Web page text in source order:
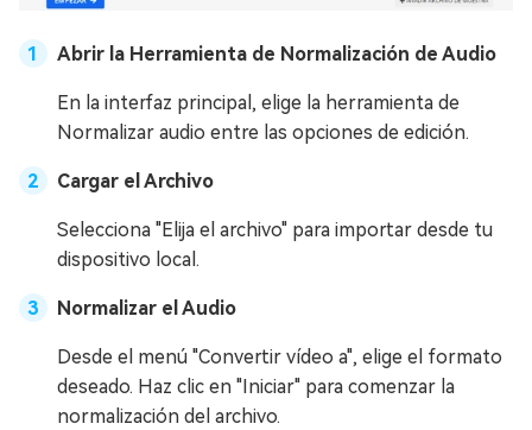
Abrir la Herramienta de Normalización de Audio
En la interfaz principal, elige la herramienta de
Normalizar audio entre las opciones de edición.
Cargar el Archivo
Selecciona "Elija el archivo" para importar desde tu
dispositivo local.
Normalizar el Audio
Desde el menú "Convertir vídeo a", elige el formato
deseado. Haz clic en "Iniciar" para comenzar la
normalización del archivo.